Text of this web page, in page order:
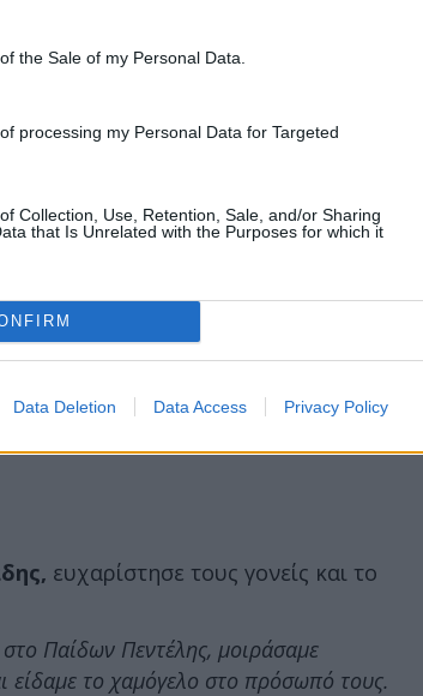
the Sale of my Personal Data.
processing my Personal Data for Targeted
Collection, Use, Retention, Sale, and/or Sharing
that Is Unrelated with the Purposes for which it
Data Deletion Data Access Privacy Policy
ευχαρίστησε τους γονείς και το
Παίδων Πεντέλης, μοιράσαμε
είδαμε το χαμόγελο στο πρόσωπό τους.